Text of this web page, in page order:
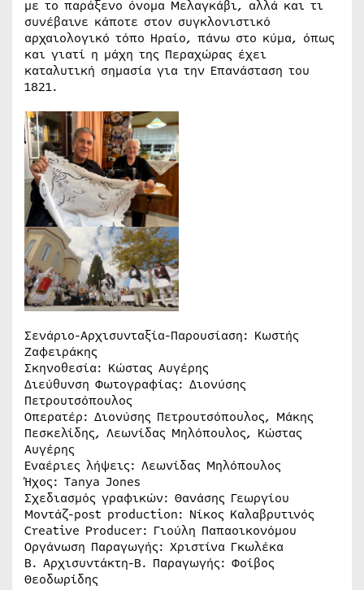
με το παράξενο όνομα Μελαγκάβι, αλλά και τι
συνέβαινε κάποτε στον συγκλονιστικό
αρχαιολογικό τόπο Ηραίο, πάνω στο κύμα, όπως
και γιατί η μάχη της Περαχώρας έχει
καταλυτική σημασία για την Επανάσταση του
1821.
Σενάριο-Αρχισυνταξία-Παρουσίαση: Κωστής
Ζαφειράκης
Σκηνοθεσία: Κώστας Αυγέρης
Διεύθυνση Φωτογραφίας: Διονύσης
Πετρουτσόπουλος
Οπερατέρ: Διονύσης Πετρουτσόπουλος, Μάκης
Πεσκελίδης, Λεωνίδας Μηλόπουλος, Κώστας
Αυγέρης
Εναέριες λήψεις: Λεωνίδας Μηλόπουλος
Ήχος: Tanya Jones
Σχεδιασμός γραφικών: Θανάσης Γεωργίου
Μοντάζ-post production: Νίκος Καλαβρυτινός
Creative Producer: Γιούλη Παπαοικονόμου
Οργάνωση Παραγωγής: Χριστίνα Γκωλέκα
Β. Αρχισυντάκτη-Β. Παραγωγής: Φοίβος
Θεοδωρίδης